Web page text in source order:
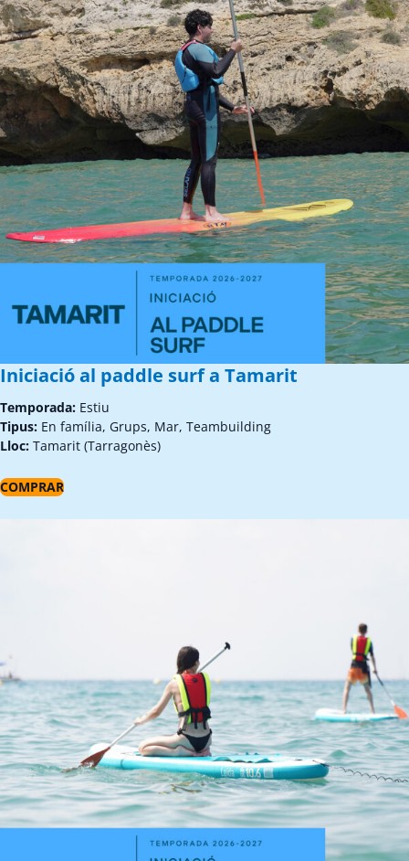
Iniciació al paddle surf a Tamarit
Temporada: Estiu
Tipus: En família, Grups, Mar, Teambuilding
Lloc: Tamarit (Tarragonès)
COMPRAR